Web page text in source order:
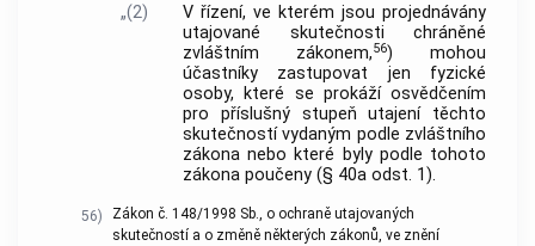
„(2)
V řízení, ve kterém jsou projednávány
utajované skutečnosti chráněné
zvláštním zákonem,56) mohou
účastníky zastupovat jen fyzické
osoby, které se prokáží osvědčením
pro příslušný stupeň utajení těchto
skutečností vydaným podle zvláštního
zákona nebo které byly podle tohoto
zákona poučeny (§ 40a odst. 1).
56)
Zákon č. 148/1998 Sb., o ochraně utajovaných
skutečností a o změně některých zákonů, ve znění